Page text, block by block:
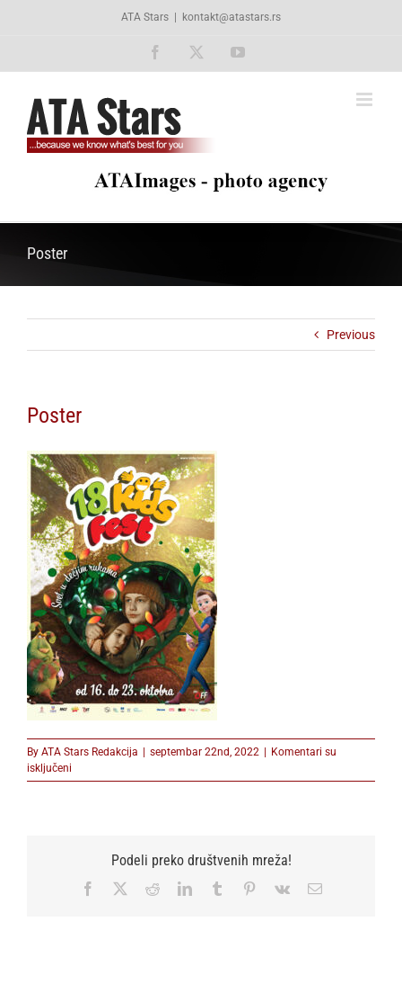
ATA Stars kontakt@atastars.rs
Facebook YouTube
Poster
Previous
Poster
By ATA Stars Redakcija | septembar 22nd, 2022 | Komentari su
isključeni
Poster
Podeli preko društvenih mreža!
Facebook RedditLinkedInTumblr Pinterest
Vk Email